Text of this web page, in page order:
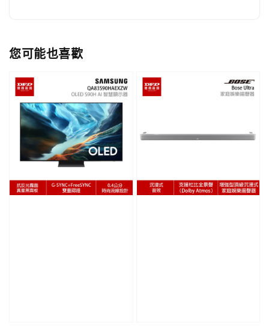
您可能也喜歡